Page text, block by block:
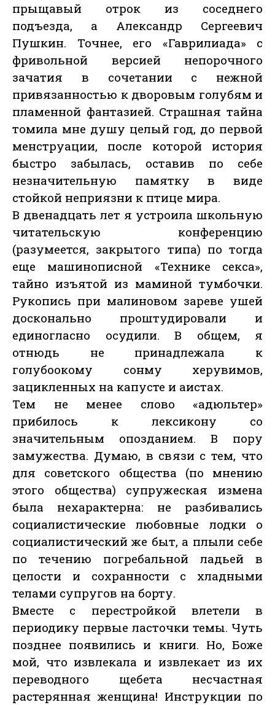
прыщавый отрок из соседнего
подъезда, а Александр Сергеевич
Пушкин. Точнее, его «Гаврилиада» с
фривольной версией непорочного
зачатия в сочетании с нежной
привязанностью к дворовым голубям и
пламенной фантазией. Страшная тайна
томила мне душу целый год, до первой
менструации, после которой история
быстро забылась, оставив по себе
незначительную памятку в виде
стойкой неприязни к птице мира.
В двенадцать лет я устроила школьную
читательскую конференцию
(разумеется, закрытого типа) по тогда
еще машинописной «Технике секса»,
тайно изъятой из маминой тумбочки.
Рукопись при малиновом зареве ушей
досконально проштудировали и
единогласно осудили. В общем, я
отнюдь не принадлежала к
голубоокому сонму херувимов,
зацикленных на капусте и аистах.
Тем не менее слово «адюльтер»
прибилось к лексикону со
значительным опозданием. В пору
замужества. Думаю, в связи с тем, что
для советского общества (по мнению
этого общества) супружеская измена
была нехарактерна: не разбивались
социалистические любовные лодки о
социалистический же быт, а плыли себе
по течению погребальной ладьей в
целости и сохранности с хладными
телами супругов на борту.
Вместе с перестройкой влетели в
периодику первые ласточки темы. Чуть
позднее появились и книги. Но, Боже
мой, что извлекала и извлекает из их
переводного щебета несчастная
растерянная женщина! Инструкции по